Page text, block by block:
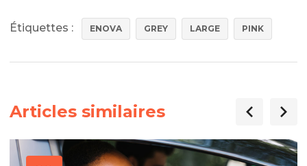
Étiquettes : ENOVA GREY LARGE PINK
Articles similaires